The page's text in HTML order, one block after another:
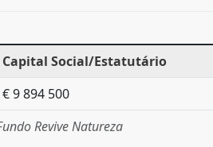
Revive Natureza
Capital Social/Estatutário
€ 9 894 500